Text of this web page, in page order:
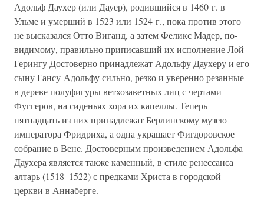
Адольф Даухер (или Дауер), родившийся в 1460 г. в
Ульме и умерший в 1523 или 1524 г., пока против этого
не высказался Отто Виганд, а затем Феликс Мадер, по-
видимому, правильно приписавший их исполнение Лой
Герингу Достоверно принадлежат Адольфу Даухеру и его
сыну Гансу-Адольфу сильно, резко и уверенно резанные
в дереве полуфигуры ветхозаветных лиц с чертами
Фуггеров, на сиденьях хора их капеллы. Теперь
пятнадцать из них принадлежат Берлинскому музею
императора Фридриха, а одна украшает Фигдоровское
собрание в Вене. Достоверным произведением Адольфа
Даухера является также каменный, в стиле ренессанса
алтарь (1518–1522) с предками Христа в городской
церкви в Аннаберге.